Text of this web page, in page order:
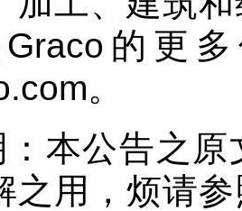
的更
。
本公告之
之用，烦请